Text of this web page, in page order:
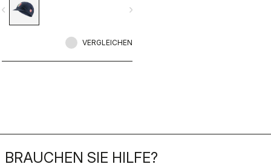
navigate_next
VERGLEICHEN
BRAUCHEN SIE HILFE?